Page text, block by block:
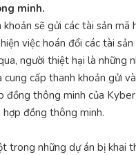
minh.
khoản sẽ gửi các tài sản
việc hoán đổi các tài
người thiệt hại là những
cung cấp thanh khoản gửi
đồng thông minh của
đồng thông minh.
trong những dự án bị khai